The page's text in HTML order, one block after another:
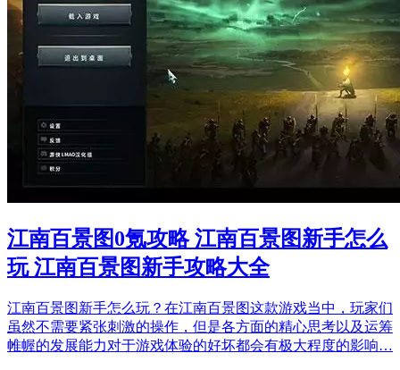
江南百景图0氪攻略 江南百景图新手怎么
玩 江南百景图新手攻略大全
江南百景图新手怎么玩？在江南百景图这款游戏当中，玩家们
虽然不需要紧张刺激的操作，但是各方面的精心思考以及运筹
帷幄的发展能力对于游戏体验的好坏都会有极大程度的影响…